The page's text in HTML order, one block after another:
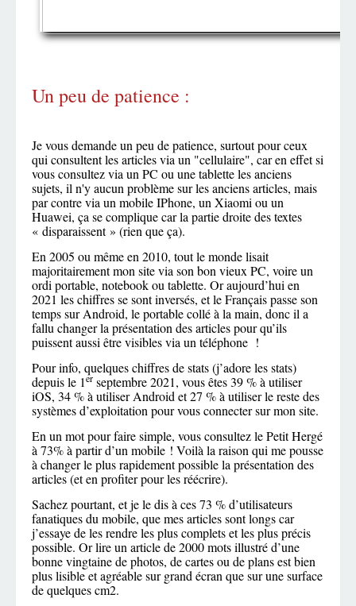
Un peu de patience :
Je vous demande un peu de patience, surtout pour ceux
qui consultent les articles via un "cellulaire", car en effet si
vous consultez via un PC ou une tablette les anciens
sujets, il n'y aucun problème sur les anciens articles, mais
par contre via un mobile IPhone, un Xiaomi ou un
Huawei, ça se complique car la partie droite des textes
« disparaissent » (rien que ça).
En 2005 ou même en 2010, tout le monde lisait
majoritairement mon site via son bon vieux PC, voire un
ordi portable, notebook ou tablette. Or aujourd’hui en
2021 les chiffres se sont inversés, et le Français passe son
temps sur Android, le portable collé à la main, donc il a
fallu changer la présentation des articles pour qu’ils
puissent aussi être visibles via un téléphone !
Pour info, quelques chiffres de stats (j’adore les stats)
depuis le 1er septembre 2021, vous êtes 39 % à utiliser
iOS, 34 % à utiliser Android et 27 % à utiliser le reste des
systèmes d’exploitation pour vous connecter sur mon site.
En un mot pour faire simple, vous consultez le Petit Hergé
à 73% à partir d’un mobile ! Voilà la raison qui me pousse
à changer le plus rapidement possible la présentation des
articles (et en profiter pour les réécrire).
Sachez pourtant, et je le dis à ces 73 % d’utilisateurs
fanatiques du mobile, que mes articles sont longs car
j’essaye de les rendre les plus complets et les plus précis
possible. Or lire un article de 2000 mots illustré d’une
bonne vingtaine de photos, de cartes ou de plans est bien
plus lisible et agréable sur grand écran que sur une surface
de quelques cm2.